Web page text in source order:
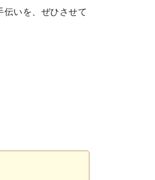
伝いを、ぜひさせて